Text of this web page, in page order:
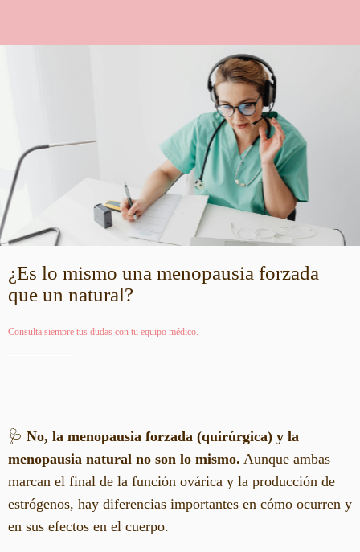
¿Es lo mismo una menopausia forzada
que un natural?
Consulta siempre tus dudas con tu equipo médico.
🩺 No, la menopausia forzada (quirúrgica) y la
menopausia natural no son lo mismo. Aunque ambas
marcan el final de la función ovárica y la producción de
estrógenos, hay diferencias importantes en cómo ocurren y
en sus efectos en el cuerpo.